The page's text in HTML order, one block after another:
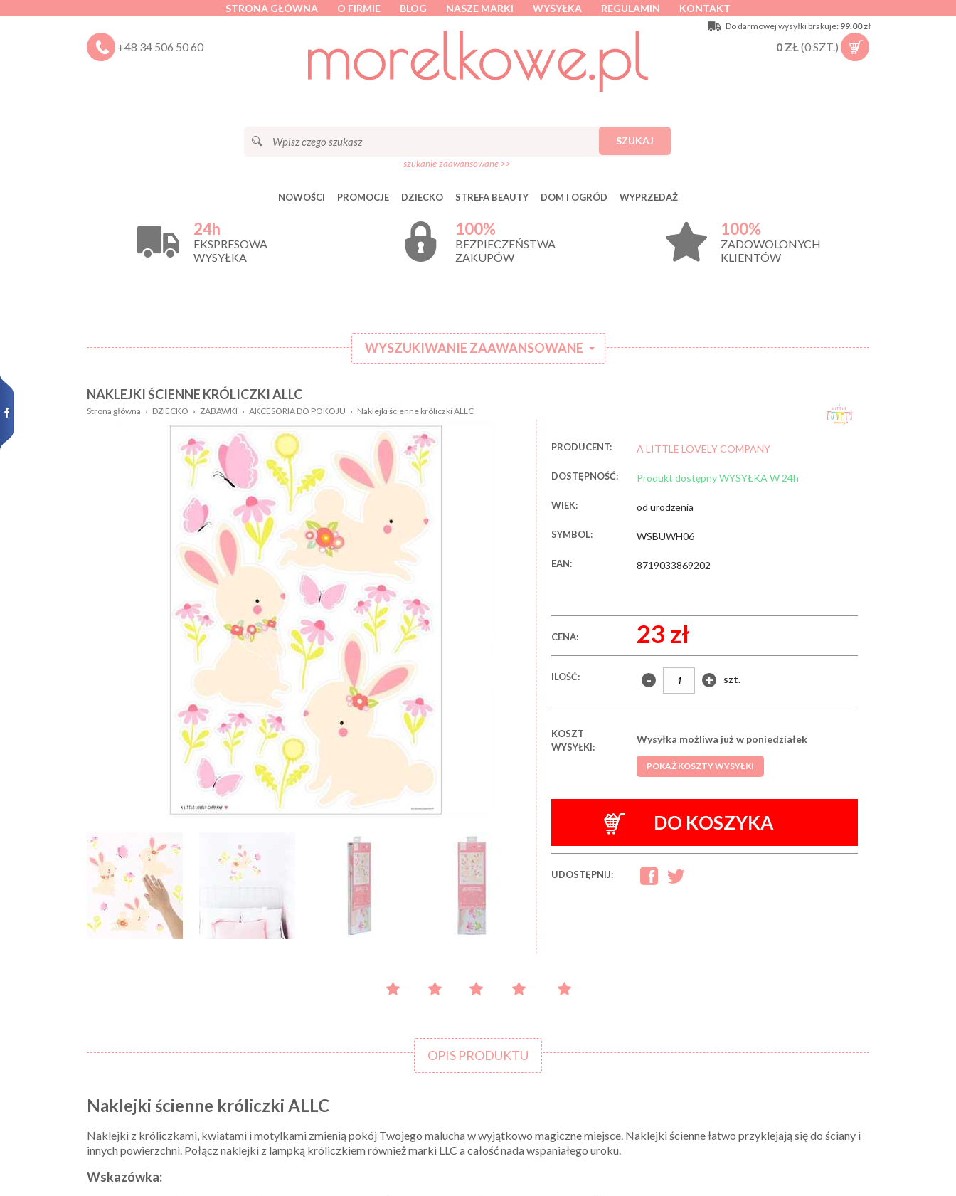
STRONA GŁÓWNA O FIRMIE BLOG NASZE MARKI WYSYŁKA REGULAMIN KONTAKT
+48 34 506 50 60
Do darmowej wysyłki brakuje: 99.00 zł
0 ZŁ(0SZT.)
SZUKAJ
szukanie zaawansowane >>
NOWOŚCI PROMOCJE DZIECKO STREFA BEAUTY DOM I OGRÓD WYPRZEDAŻ
24h
EKSPRESOWA
WYSYŁKA
100%
BEZPIECZEŃSTWA
ZAKUPÓW
100%
ZADOWOLONYCH
KLIENTÓW
WYSZUKIWANIE ZAAWANSOWANE
Nazwa: Płeć:
Kolor:
Wzór: ZNAJDŹ
NAKLEJKI ŚCIENNE KRÓLICZKI ALLC
Strona główna › DZIECKO › ZABAWKI › AKCESORIA DO POKOJU › Naklejki ścienne króliczki ALLC
PRODUCENT: A LITTLE LOVELY COMPANY
DOSTĘPNOŚĆ: Produkt dostępny WYSYŁKA W 24h
WIEK: od urodzenia
SYMBOL: WSBUWH06
EAN: 8719033869202
CENA: 23 zł
ILOŚĆ: - + szt.
KOSZT
WYSYŁKI:
Wysyłka możliwa już w poniedziałek
POKAŻ KOSZTY WYSYŁKI
DO KOSZYKA
UDOSTĘPNIJ:
OPIS PRODUKTU
Naklejki ścienne króliczki ALLC
Naklejki z króliczkami, kwiatami i motylkami zmienią pokój Twojego malucha w wyjątkowo magiczne miejsce. Naklejki ścienne łatwo przyklejają się do ściany i
innych powierzchni. Połącz naklejki z lampką króliczkiem również marki LLC a całość nada wspaniałego uroku.
Wskazówka: